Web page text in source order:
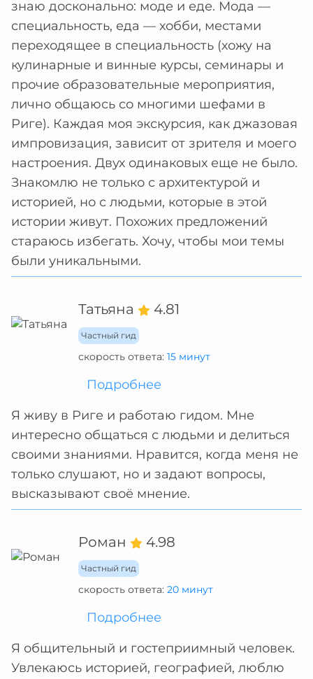
знаю досконально: моде и еде. Мода —
специальность, еда — хобби, местами
переходящее в специальность (хожу на
кулинарные и винные курсы, семинары и
прочие образовательные мероприятия,
лично общаюсь со многими шефами в
Риге). Каждая моя экскурсия, как джазовая
импровизация, зависит от зрителя и моего
настроения. Двух одинаковых еще не было.
Знакомлю не только с архитектурой и
историей, но с людьми, которые в этой
истории живут. Похожих предложений
стараюсь избегать. Хочу, чтобы мои темы
были уникальными.
Татьяна 4.81
Частный гид
скорость ответа: 15 минут
Подробнее
Я живу в Риге и работаю гидом. Мне
интересно общаться с людьми и делиться
своими знаниями. Нравится, когда меня не
только слушают, но и задают вопросы,
высказывают своё мнение.
Роман 4.98
Частный гид
скорость ответа: 20 минут
Подробнее
Я общительный и гостеприимный человек.
Увлекаюсь историей, географией, люблю